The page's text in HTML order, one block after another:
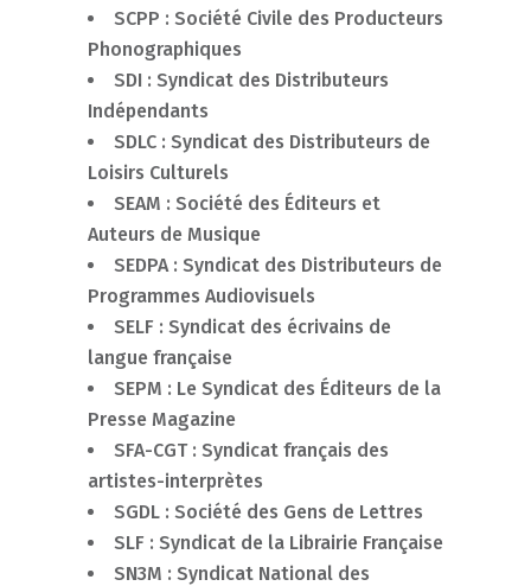
SCPP : Société Civile des Producteurs
Phonographiques
SDI : Syndicat des Distributeurs
Indépendants
SDLC : Syndicat des Distributeurs de
Loisirs Culturels
SEAM : Société des Éditeurs et
Auteurs de Musique
SEDPA : Syndicat des Distributeurs de
Programmes Audiovisuels
SELF : Syndicat des écrivains de
langue française
SEPM : Le Syndicat des Éditeurs de la
Presse Magazine
SFA-CGT : Syndicat français des
artistes-interprètes
SGDL : Société des Gens de Lettres
SLF : Syndicat de la Librairie Française
SN3M : Syndicat National des